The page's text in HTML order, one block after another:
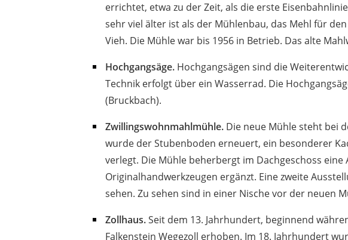
errichtet, etwa zu der Zeit, als die erste
sehr viel älter ist als der Mühlenbau, das Mehl für
Vieh. Die Mühle war bis 1956 in Betrieb. Das alte
Hochgangsäge. Hochgangsägen sind die
Technik erfolgt über ein Wasserrad. Die
(Bruckbach).
Zwillingswohnmahlmühle. Die neue Mühle steht bei
wurde der Stubenboden erneuert, ein besonderer
verlegt. Die Mühle beherbergt im Dachgeschoss
Originalhandwerkzeugen ergänzt. Eine zweite
sehen. Zu sehen sind in einer Nische vor der neuen
Zollhaus.Seit dem 13. Jahrhundert, beginnend
Falkenstein Wegezoll erhoben. Im 18. Jahrhundert